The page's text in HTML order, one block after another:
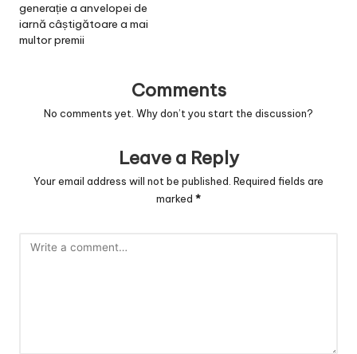
generație a anvelopei de
iarnă câștigătoare a mai
multor premii
Comments
No comments yet. Why don’t you start the discussion?
Leave a Reply
Your email address will not be published. Required fields are
marked *